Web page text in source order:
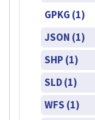
GPKG (1)
JSON (1)
SHP (1)
SLD (1)
WFS (1)